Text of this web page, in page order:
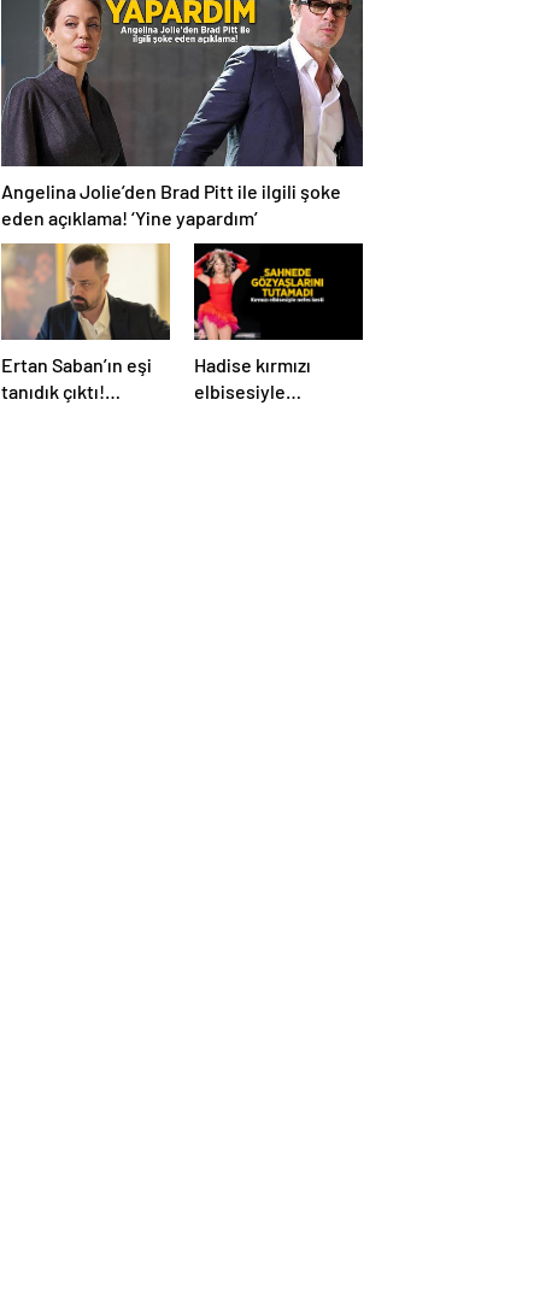
her an..”
ağlattı’ iddialarına
yanıt geldi: Eğer
istemeden birini
kırmışsam…
Angelina Jolie’den Brad Pitt ile ilgili şoke
eden açıklama! ‘Yine yapardım’
Ertan Saban’ın eşi
tanıdık çıktı!
Hadise kırmızı
elbisesiyle